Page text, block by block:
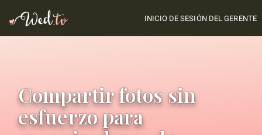
INICIO DE SESIÓN DEL GERENTE
Compartir fotos sin
esfuerzo para